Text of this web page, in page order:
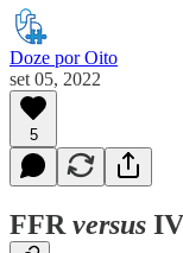
Doze por Oito
set 05, 2022
5
FFRversus